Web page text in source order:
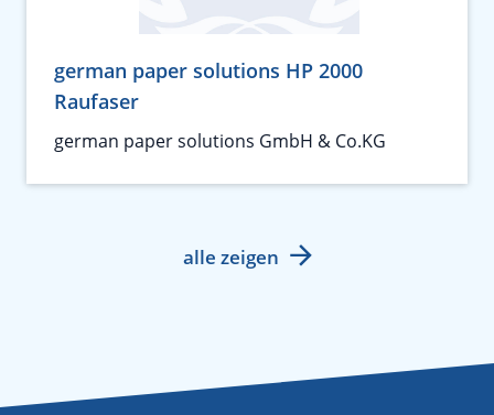
german paper solutions HP 2000
Raufaser
german paper solutions GmbH & Co.KG
alle zeigen